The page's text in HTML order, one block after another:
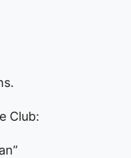
Club: